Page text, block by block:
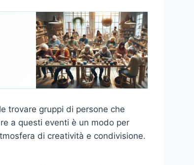
trovare gruppi di persone che
a questi eventi è un modo per
di creatività e condivisione.